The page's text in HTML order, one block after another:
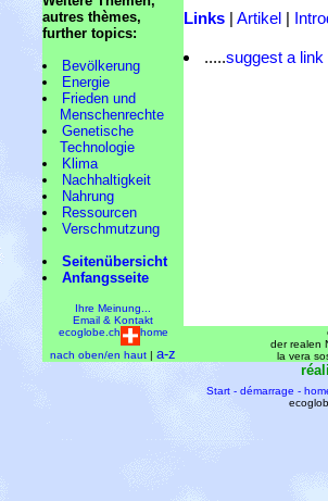
autres thèmes,
further topics:
Bevölkerung
Energie
Frieden und
Menschenrechte
Genetische
Technologie
Klima
Nachhaltigkeit
Nahrung
Ressourcen
Verschmutzung
Seitenübersicht
Anfangsseite
Links | Artikel |
.....suggest a link
Ihre Meinung...
Email & Kontakt
ecoglobe.ch
home
nach oben/en haut | a-z
der realen
la vera
Start - démarrage -